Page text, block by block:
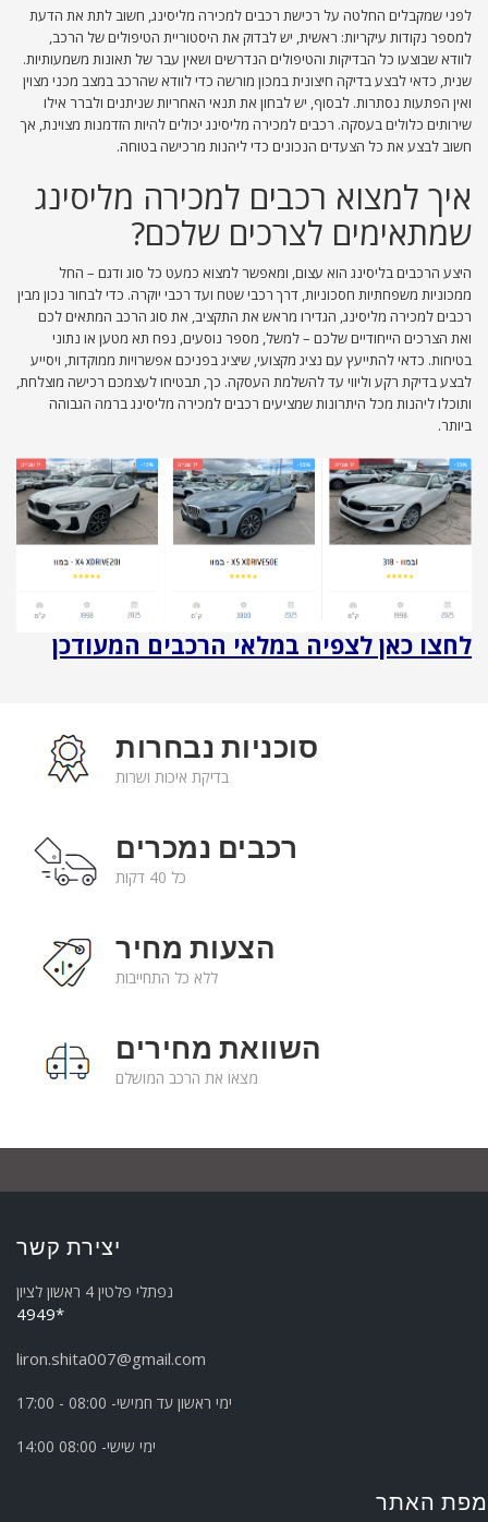
לפני שמקבלים החלטה על רכישת רכבים למכירה מליסינג, חשוב לתת את הדעת
למספר נקודות עיקריות: ראשית, יש לבדוק את היסטוריית הטיפולים של הרכב,
לוודא שבוצעו כל הבדיקות והטיפולים הנדרשים ושאין עבר של תאונות משמעותיות.
שנית, כדאי לבצע בדיקה חיצונית במכון מורשה כדי לוודא שהרכב במצב מכני מצוין
ואין הפתעות נסתרות. לבסוף, יש לבחון את תנאי האחריות שניתנים ולברר אילו
שירותים כלולים בעסקה. רכבים למכירה מליסינג יכולים להיות הזדמנות מצוינת, אך
חשוב לבצע את כל הצעדים הנכונים כדי ליהנות מרכישה בטוחה.
איך למצוא רכבים למכירה מליסינג
שמתאימים לצרכים שלכם?
היצע הרכבים בליסינג הוא עצום, ומאפשר למצוא כמעט כל סוג ודגם – החל
ממכוניות משפחתיות חסכוניות, דרך רכבי שטח ועד רכבי יוקרה. כדי לבחור נכון מבין
רכבים למכירה מליסינג, הגדירו מראש את התקציב, את סוג הרכב המתאים לכם
ואת הצרכים הייחודיים שלכם – למשל, מספר נוסעים, נפח תא מטען או נתוני
בטיחות. כדאי להתייעץ עם נציג מקצועי, שיציג בפניכם אפשרויות ממוקדות, ויסייע
לבצע בדיקת רקע וליווי עד להשלמת העסקה. כך, תבטיחו לעצמכם רכישה מוצלחת,
ותוכלו ליהנות מכל היתרונות שמציעים רכבים למכירה מליסינג ברמה הגבוהה
ביותר.
לחצו כאן לצפיה במלאי הרכבים המעודכן
סוכניות נבחרות
בדיקת איכות ושרות
רכבים נמכרים
כל 40 דקות
הצעות מחיר
ללא כל התחייבות
השוואת מחירים
מצאו את הרכב המושלם
יצירת קשר
נפתלי פלטין 4 ראשון לציון
*4949
liron.shita007@gmail.com
ימי ראשון עד חמישי- 08:00 - 17:00
ימי שישי- 08:00 14:00
מפת האתר